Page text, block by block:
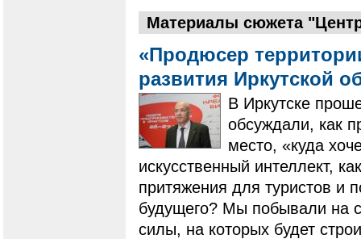
Материалы сюжета
«Продюсер
развития Иркутской
В Иркутске
обсуждали, как
место, «куда
искусственный интеллект,
притяжения для туристов и
будущего? Мы побывали на
силы, на которых будет